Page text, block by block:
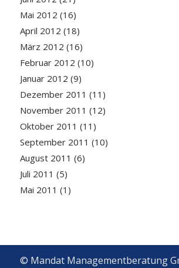
Mai 2012 (16)
April 2012 (18)
März 2012 (16)
Februar 2012 (10)
Januar 2012 (9)
Dezember 2011 (11)
November 2011 (12)
Oktober 2011 (11)
September 2011 (10)
August 2011 (6)
Juli 2011 (5)
Mai 2011 (1)
© Mandat Managementberatung